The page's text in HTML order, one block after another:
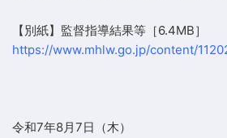
【別紙】監督指導結果等［6.4MB］
https://www.mhlw.go.jp/content/
令和7年8月7日（木）